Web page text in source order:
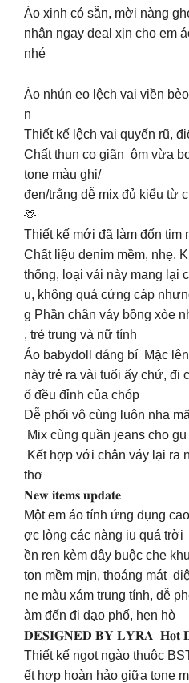
Áo xinh có sẵn, mời nàng
nhận ngay deal xịn cho em
nhé
Áo nhún eo lệch vai viền
n
Thiết kế lệch vai quyến rũ,
Chất thun co giãn ôm vừa
tone màu ghi/
đen/trắng dễ mix đủ kiểu từ
🫶
Thiết kế mới đã làm đốn tim
Chất liệu denim mềm, nhẹ.
thống, loại vải này mang lại
u, không quá cứng cáp
g Phần chân váy bồng xòe
, trẻ trung và nữ tính
Áo babydoll dáng bí Mặc
này trẻ ra vài tuổi ấy chứ, đi
ố đều đỉnh của chóp
Dễ phối vô cùng luôn nha
Mix cùng quần jeans cho
Kết hợp với chân váy lại ra
thơ
𝐍𝐞𝐰 𝐢𝐭𝐞𝐦𝐬 𝐮𝐩𝐝𝐚𝐭𝐞
Một em áo tính ứng dụng
ợc lòng các nàng iu quá
ền ren kèm dây buộc che
ton mềm mịn, thoáng mát
ne màu xám trung tính, dễ
àm đến đi dạo phố, hẹn hò
𝐃𝐄𝐒𝐈𝐆𝐍𝐄𝐃 𝐁𝐘 𝐋𝐘𝐑𝐀 𝐇𝐨𝐭
Thiết kế ngọt ngào thuộc
ết hợp hoàn hảo giữa tone